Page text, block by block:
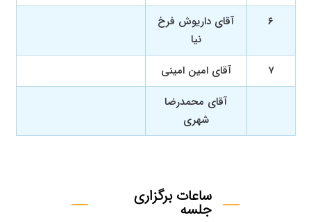
۶
آقای داریوش فرخ
نیا
۷
آقای امین امینی
آقای محمدرضا
شهری
ساعات برگزاری
جلسه